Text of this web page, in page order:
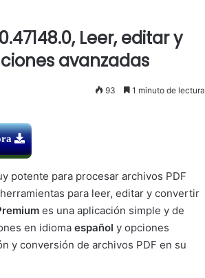
Leer, editar y
avanzadas
93 1 minuto de lectura
potente para procesar archivos PDF
para leer, editar y convertir
es una aplicación simple y de
en idioma español y opciones
y conversión de archivos PDF en su